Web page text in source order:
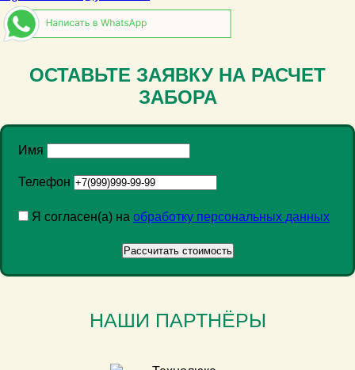
ОСТАВЬТЕ ЗАЯВКУ НА РАСЧЕТ
ЗАБОРА
Имя
Телефон
Я согласен(а) на обработку персональных данных
НАШИ ПАРТНЁРЫ